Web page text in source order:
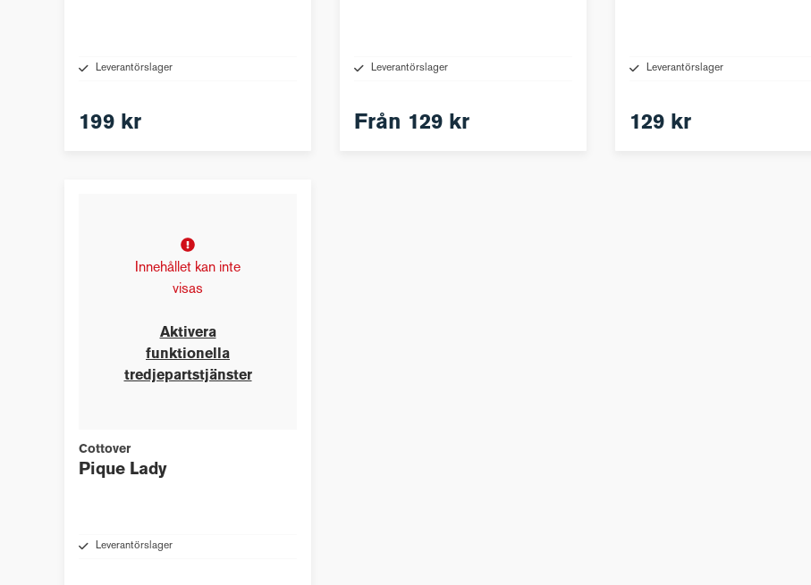
Leverantörslager
199 kr
Leverantörslager
Från 129 kr
Leverantörslager
129 kr
Innehållet kan inte
visas
Aktivera
funktionella
tredjepartstjänster
Cottover
Pique Lady
Leverantörslager